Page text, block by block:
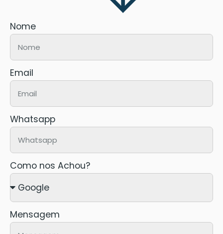
Nome
Email
Whatsapp
Como nos Achou?
Mensagem